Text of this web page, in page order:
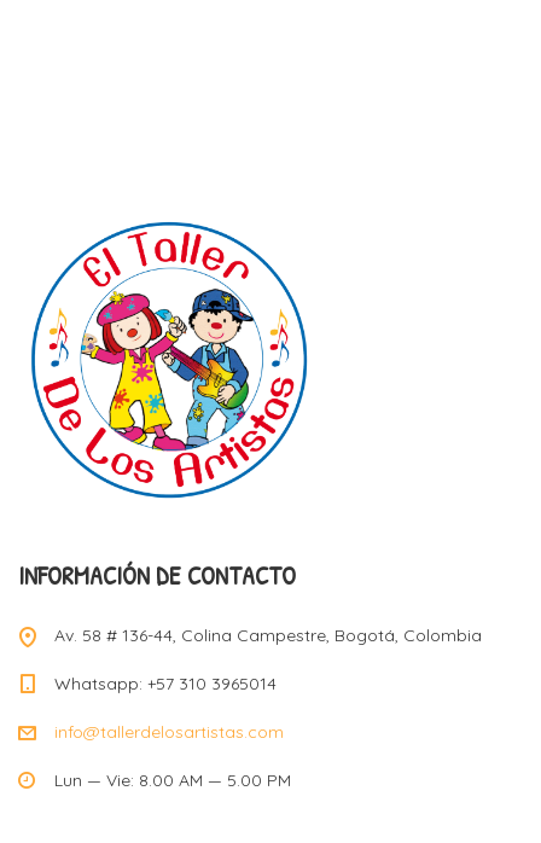
INFORMACIÓN DE CONTACTO
Av. 58 # 136-44, Colina Campestre, Bogotá, Colombia
Whatsapp: +57 310 3965014
info@tallerdelosartistas.com
Lun — Vie: 8.00 AM — 5.00 PM